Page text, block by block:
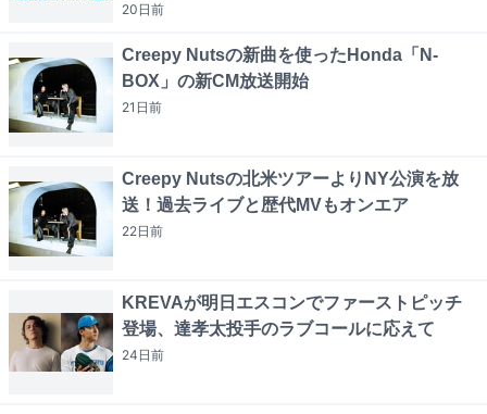
20日前
Creepy Nutsの新曲を使ったHonda「N-
BOX」の新CM放送開始
21日前
Creepy Nutsの北米ツアーよりNY公演を放
送！過去ライブと歴代MVもオンエア
22日前
KREVAが明日エスコンでファーストピッチ
登場、達孝太投手のラブコールに応えて
24日前